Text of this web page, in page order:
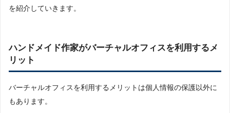
を紹介していきます。
ハンドメイド作家がバーチャルオフィスを利用するメ
リット
バーチャルオフィスを利用するメリットは個人情報の保護以外に
もあります。